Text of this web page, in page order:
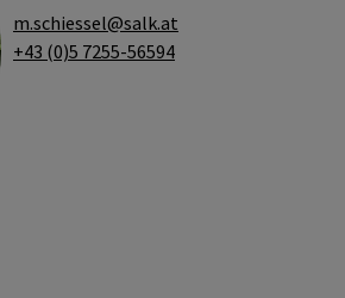
m.schiessel@salk.at
+43 (0)5 7255-56594